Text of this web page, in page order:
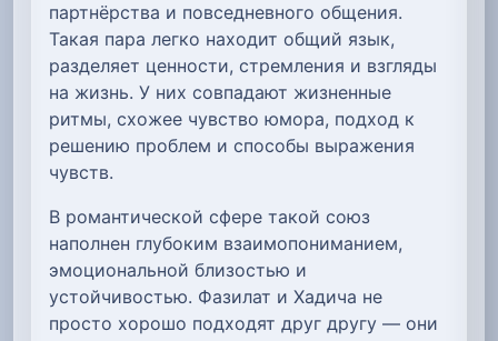
партнёрства и повседневного общения.
Такая пара легко находит общий язык,
разделяет ценности, стремления и взгляды
на жизнь. У них совпадают жизненные
ритмы, схожее чувство юмора, подход к
решению проблем и способы выражения
чувств.
В романтической сфере такой союз
наполнен глубоким взаимопониманием,
эмоциональной близостью и
устойчивостью. Фазилат и Хадича не
просто хорошо подходят друг другу — они